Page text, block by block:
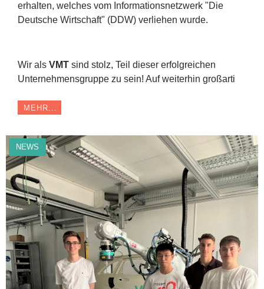
erhalten, welches vom Informationsnetzwerk "Die
Deutsche Wirtschaft" (DDW) verliehen wurde.
Wir als VMT sind stolz, Teil dieser erfolgreichen
Unternehmensgruppe zu sein! Auf weiterhin großarti
MEHR...
NEWS